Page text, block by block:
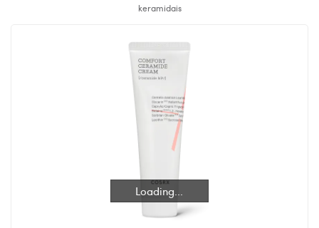
keramidais
Loading...
Loading...